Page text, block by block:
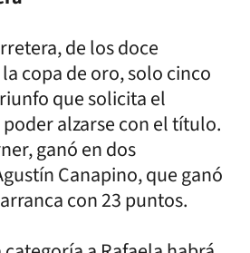
de los doce
copa de oro, solo cinco
que solicita el
alzarse con el título.
ganó en dos
Canapino, que ganó
con 23 puntos.